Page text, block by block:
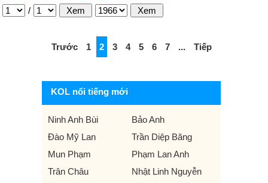
/
Trước 1 2 3 4 5 6 7 ... Tiếp
KOL nổi tiếng mới
Ninh Anh Bùi
Bảo Anh
Đào Mỹ Lan
Trần Diệp Băng
Mun Phạm
Phạm Lan Anh
Trân Châu
Nhật Linh Nguyễn